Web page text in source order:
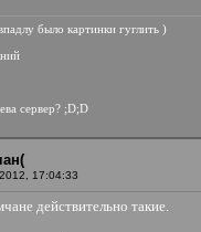
было картинки гуглить )
сервер? ;D;D
17:04:33
действительно такие.